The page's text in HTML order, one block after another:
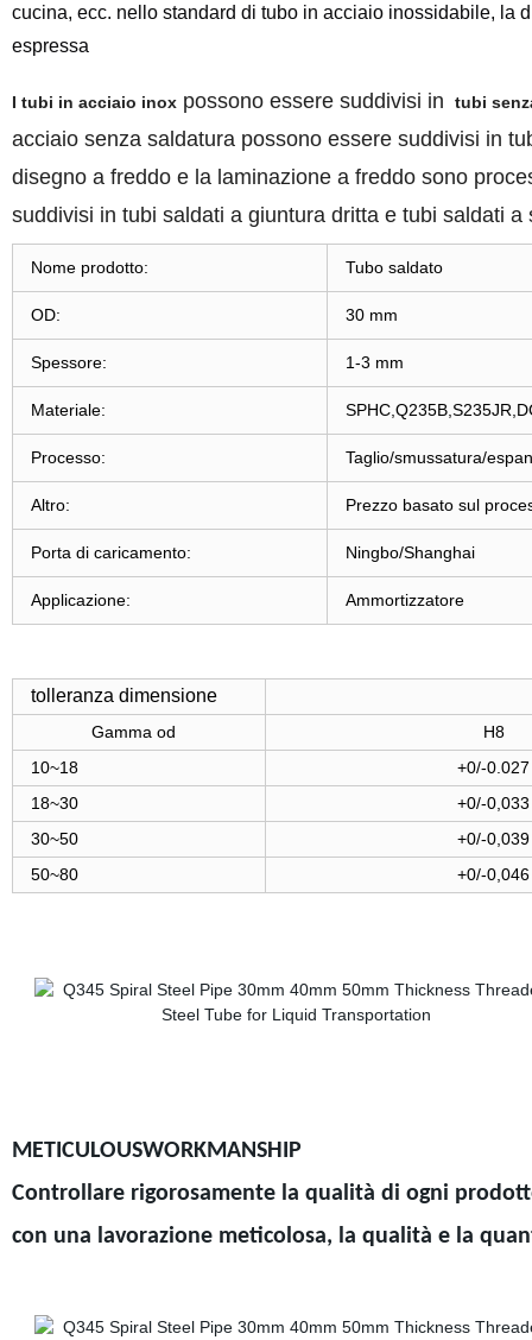
cucina, ecc. nello standard di tubo in acciaio inossidabile, la
espressa
I tubi in acciaio inoxpossono essere suddivisi in tubi
acciaio senza saldatura possono essere suddivisi in
disegno a freddo e la laminazione a freddo sono
suddivisi in tubi saldati a giuntura dritta e tubi saldati a
Nome prodotto: Tubo saldato
OD: 30 mm
Spessore: 1-3 mm
Materiale:
Processo: Taglio/smussatura/
Altro: Prezzo basato sul
Porta di caricamento: Ningbo/Shanghai
Applicazione: Ammortizzatore
tolleranza dimensione
Gamma od
H8
10~18
+0/-0.027
18~30
+0/-0,033
30~50
+0/-0,039
50~80
+0/-0,046
METICULOUSWORKMANSHIP
Controllare rigorosamente la qualità di ogni
con una lavorazione meticolosa, la qualità e la